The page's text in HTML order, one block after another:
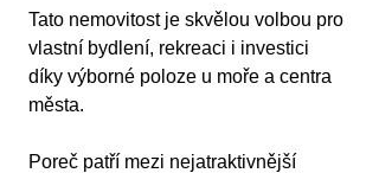
Tato nemovitost je skvělou volbou pro
vlastní bydlení, rekreaci i investici
díky výborné poloze u moře a centra
města.
Poreč patří mezi nejatraktivnější